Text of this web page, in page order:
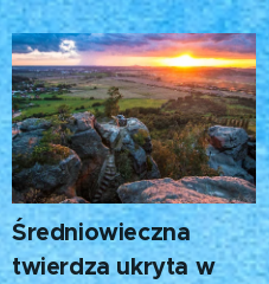
Średniowieczna
twierdza ukryta w